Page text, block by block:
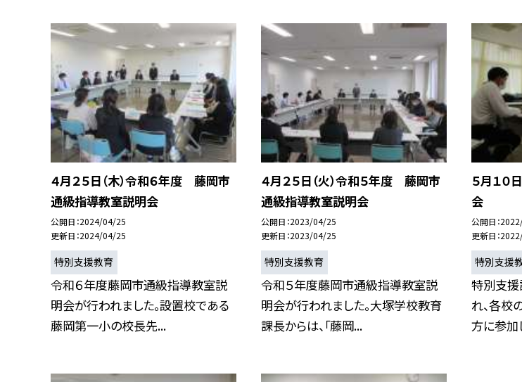
４月２５日（木）令和６年度 藤岡市
通級指導教室説明会
公開日 2024/04/25
更新日 2024/04/25
特別支援教育
令和６年度藤岡市通級指導教室説
明会が行われました。設置校である
藤岡第一小の校長先...
４月２５日（火）令和５年度 藤岡市
通級指導教室説明会
公開日 2023/04/25
更新日 2023/04/25
特別支援教育
令和５年度藤岡市通級指導教室説
明会が行われました。大塚学校教育
課長からは、「藤岡...
５月１０
会
公開日
更新日
特別支援
特別支援
れ、各校
方に参加